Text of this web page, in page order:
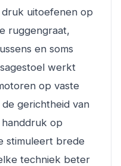
uitoefenen op
ruggengraat,
en soms
werkt
op vaste
gerichtheid van
op
stimuleert brede
techniek beter